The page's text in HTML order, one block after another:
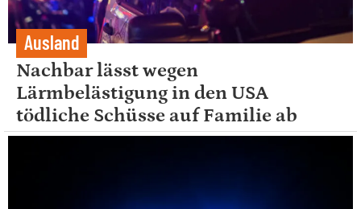
Ausland
Nachbar lässt wegen
Lärmbelästigung in den USA
tödliche Schüsse auf Familie ab